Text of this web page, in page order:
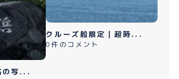
の写...
クルーズ船限定｜超時...
0件のコメント